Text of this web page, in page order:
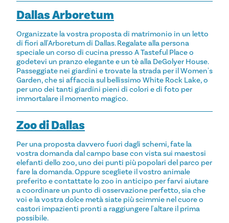
Dallas Arboretum
Organizzate la vostra proposta di matrimonio in un letto
di fiori all'Arboretum di Dallas. Regalate alla persona
speciale un corso di cucina presso A Tasteful Place o
godetevi un pranzo elegante e un tè alla DeGolyer House.
Passeggiate nei giardini e trovate la strada per il Women's
Garden, che si affaccia sul bellissimo White Rock Lake, o
per uno dei tanti giardini pieni di colori e di foto per
immortalare il momento magico.
Zoo di Dallas
Per una proposta davvero fuori dagli schemi, fate la
vostra domanda dal campo base con vista sui maestosi
elefanti dello zoo, uno dei punti più popolari del parco per
fare la domanda. Oppure scegliete il vostro animale
preferito e contattate lo zoo in anticipo per farvi aiutare
a coordinare un punto di osservazione perfetto, sia che
voi e la vostra dolce metà siate più scimmie nel cuore o
castori impazienti pronti a raggiungere l'altare il prima
possibile.